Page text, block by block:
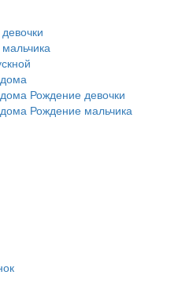
Рождение девочки
Рождение мальчика